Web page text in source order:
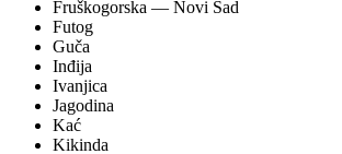
Fruškogorska — Novi Sad
Futog
Guča
Inđija
Ivanjica
Jagodina
Kać
Kikinda